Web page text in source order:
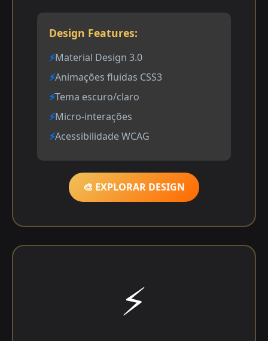
Design Features:
Material Design 3.0
Animações fluidas CSS3
Tema escuro/claro
Micro-interações
Acessibilidade WCAG
🎨 EXPLORAR DESIGN
⚡